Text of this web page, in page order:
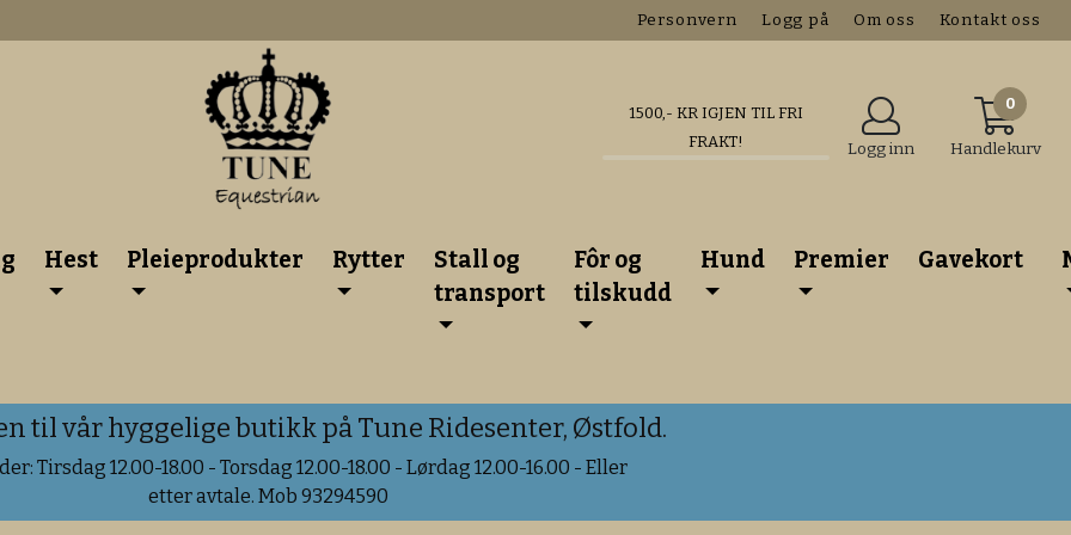
Personvern Logg på Om oss Kontakt oss
1500 ,- KR IGJEN TIL FRI
FRAKT!
Logg inn
0
Handlekurv
Hest Pleieprodukter Rytter
Stall og
transport
Fôr og
tilskudd
Hund Premier Gavekort
til vår hyggelige butikk på Tune Ridesenter, Østfold.
Tirsdag 12.00-18.00 - Torsdag 12.00-18.00 - Lørdag 12.00-16.00 - Eller
etter avtale. Mob 93294590